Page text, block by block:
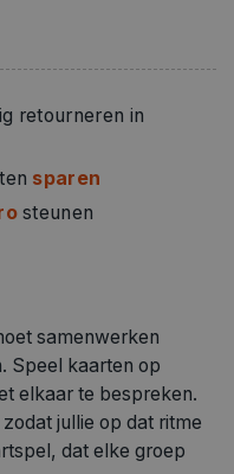
retourneren in
sparen
steunen
samenwerken
Speel kaarten op
elkaar te bespreken.
jullie op dat ritme
dat elke groep